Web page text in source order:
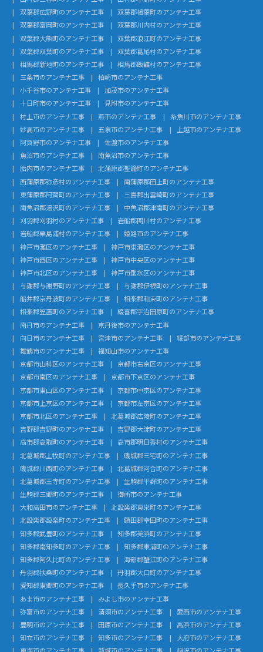
双葉郡広野町のアンテナ工事
双葉郡楢葉町のアンテナ工事
双葉郡富岡町のアンテナ工事
双葉郡川内村のアンテナ工事
双葉郡大熊町のアンテナ工事
双葉郡浪江町のアンテナ工事
双葉郡双葉町のアンテナ工事
双葉郡葛尾村のアンテナ工事
相馬郡新地町のアンテナ工事
相馬郡飯舘村のアンテナ工事
三条市のアンテナ工事
柏崎市のアンテナ工事
小千谷市のアンテナ工事
加茂市のアンテナ工事
十日町市のアンテナ工事
見附市のアンテナ工事
村上市のアンテナ工事
燕市のアンテナ工事
糸魚川市のアンテナ工事
妙高市のアンテナ工事
五泉市のアンテナ工事
上越市のアンテナ工事
阿賀野市のアンテナ工事
佐渡市のアンテナ工事
魚沼市のアンテナ工事
南魚沼市のアンテナ工事
胎内市のアンテナ工事
北蒲原郡聖籠町のアンテナ工事
西蒲原郡弥彦村のアンテナ工事
南蒲原郡田上町のアンテナ工事
東蒲原郡阿賀町のアンテナ工事
三島郡出雲崎町のアンテナ工事
南魚沼郡湯沢町のアンテナ工事
中魚沼郡津南町のアンテナ工事
刈羽郡刈羽村のアンテナ工事
岩船郡関川村のアンテナ工事
岩船郡粟島浦村のアンテナ工事
姫路市のアンテナ工事
神戸市灘区のアンテナ工事
神戸市東灘区のアンテナ工事
神戸市西区のアンテナ工事
神戸市中央区のアンテナ工事
神戸市北区のアンテナ工事
神戸市垂水区のアンテナ工事
与謝郡与謝野町のアンテナ工事
与謝郡伊根町のアンテナ工事
船井郡京丹波町のアンテナ工事
相楽郡和束町のアンテナ工事
相楽郡笠置町のアンテナ工事
綴喜郡宇治田原町のアンテナ工事
南丹市のアンテナ工事
京丹後市のアンテナ工事
向日市のアンテナ工事
宮津市のアンテナ工事
綾部市のアンテナ工事
舞鶴市のアンテナ工事
福知山市のアンテナ工事
京都市山科区のアンテナ工事
京都市右京区のアンテナ工事
京都市南区のアンテナ工事
京都市下京区のアンテナ工事
京都市東山区のアンテナ工事
京都市中京区のアンテナ工事
京都市上京区のアンテナ工事
京都市左京区のアンテナ工事
京都市北区のアンテナ工事
北葛城郡広陵町のアンテナ工事
吉野郡吉野町のアンテナ工事
吉野郡大淀町のアンテナ工事
高市郡高取町のアンテナ工事
高市郡明日香村のアンテナ工事
北葛城郡上牧町のアンテナ工事
磯城郡三宅町のアンテナ工事
磯城郡川西町のアンテナ工事
北葛城郡河合町のアンテナ工事
北葛城郡王寺町のアンテナ工事
生駒郡平群町のアンテナ工事
生駒郡三郷町のアンテナ工事
御所市のアンテナ工事
大和高田市のアンテナ工事
北設楽郡東栄町のアンテナ工事
北設楽郡設楽町のアンテナ工事
額田郡幸田町のアンテナ工事
知多郡武豊町のアンテナ工事
知多郡美浜町のアンテナ工事
知多郡南知多町のアンテナ工事
知多郡東浦町のアンテナ工事
知多郡阿久比町のアンテナ工事
海部郡蟹江町のアンテナ工事
丹羽郡扶桑町のアンテナ工事
丹羽郡大口町のアンテナ工事
愛知郡東郷町のアンテナ工事
長久手市のアンテナ工事
あま市のアンテナ工事
みよし市のアンテナ工事
弥富市のアンテナ工事
清須市のアンテナ工事
愛西市のアンテナ工事
豊明市のアンテナ工事
田原市のアンテナ工事
高浜市のアンテナ工事
知立市のアンテナ工事
知多市のアンテナ工事
大府市のアンテナ工事